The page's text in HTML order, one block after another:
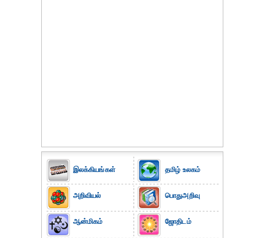
இலக்கியங்கள்
அறிவியல்
ஆன்மிகம்
தமிழ் உலகம்
பொதுஅறிவு
ஜோதிடம்